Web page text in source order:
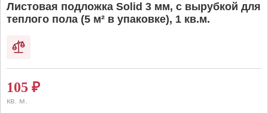
Листовая подложка Solid 3 мм, с вырубкой для
теплого пола (5 м² в упаковке), 1 кв.м.
105 ₽
кв. м.